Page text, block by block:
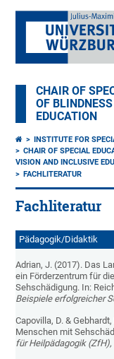
CHAIR OF
OF
EDUCATION
INSTITUTE FOR
CHAIR OF SPECIAL
VISION AND INCLUSIVE
FACHLITERATUR
Fachliteratur
Pädagogik/Didaktik
Adrian, J. (2017). Das
ein Förderzentrum für
Sehschädigung. In:
Beispiele erfolgreicher
Capovilla, D. &
Menschen mit
für Heilpädagogik